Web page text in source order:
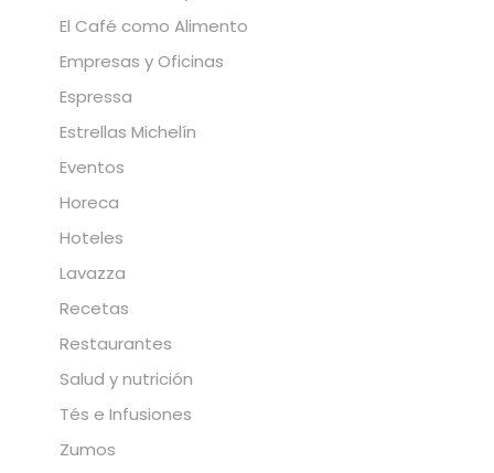
El Café como Alimento
Empresas y Oficinas
Espressa
Estrellas Michelín
Eventos
Horeca
Hoteles
Lavazza
Recetas
Restaurantes
Salud y nutrición
Tés e Infusiones
Zumos